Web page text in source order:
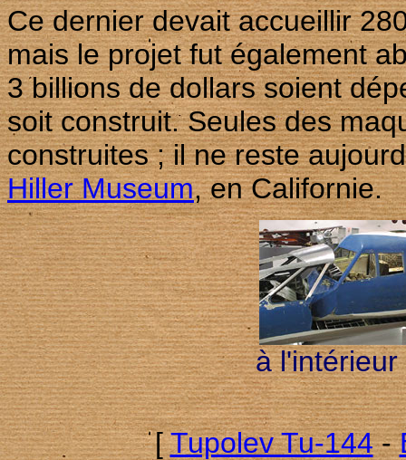
Ce dernier devait accueillir
mais le projet fut également
3 billions de dollars soient
soit construit. Seules des
construites ; il ne reste
Hiller Museum, en Californie.
à
[Tupolev Tu-144-